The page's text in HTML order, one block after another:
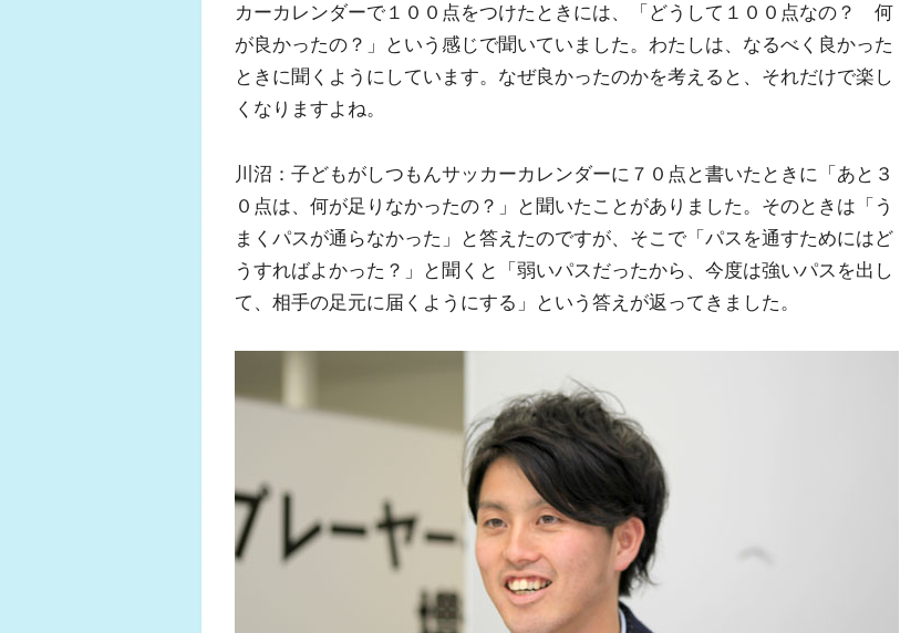
カーカレンダーで１００点をつけたときには、「どうして１００点なの？ 何
が良かったの？」という感じで聞いていました。わたしは、なるべく良かった
ときに聞くようにしています。なぜ良かったのかを考えると、それだけで楽し
くなりますよね。
川沼：子どもがしつもんサッカーカレンダーに７０点と書いたときに「あと３
０点は、何が足りなかったの？」と聞いたことがありました。そのときは「う
まくパスが通らなかった」と答えたのですが、そこで「パスを通すためにはど
うすればよかった？」と聞くと「弱いパスだったから、今度は強いパスを出し
て、相手の足元に届くようにする」という答えが返ってきました。